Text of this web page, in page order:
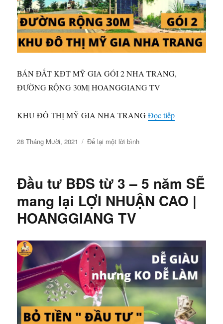
BÁN ĐẤT KĐT MỸ GIA GÓI 2 NHA TRANG,
ĐƯỜNG RỘNG 30M| HOANGGIANG TV
KHU ĐÔ THỊ MỸ GIA NHA TRANGĐọc tiếp“BÁN ĐẤT
Đăng
28 Tháng Mười, 2021 Để lại một lời bìnhở
MỸ
GIA
GÓI
ĐƯỜNG
RỘNG
30M|
HOANGGIANG
TV
Đầu tư BĐS từ 3 – 5 năm SẼ
mang lại LỢI NHUẬN CAO |
HOANGGIANG TV